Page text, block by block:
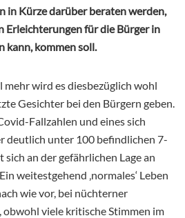
in Kürze darüber beraten werden,
Erleichterungen für die Bürger in
kann, kommen soll.
mehr wird es diesbezüglich wohl
Gesichter bei den Bürgern geben.
Fallzahlen und eines sich
deutlich unter 100 befindlichen 7-
an der gefährlichen Lage an
weitestgehend ‚normales‘ Leben
wie vor, bei nüchterner
viele kritische Stimmen im